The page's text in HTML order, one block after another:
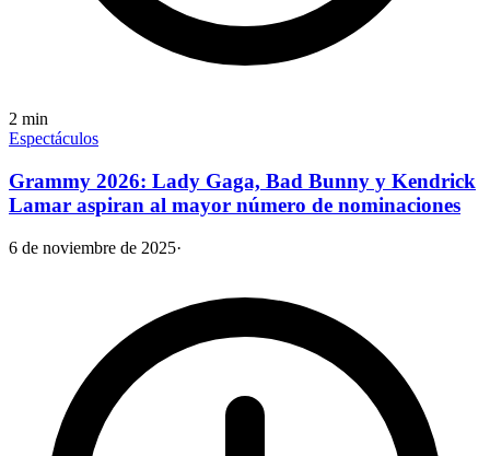
2 min
Espectáculos
Grammy 2026: Lady Gaga, Bad Bunny y Kendrick
Lamar aspiran al mayor número de nominaciones
6 de noviembre de 2025·